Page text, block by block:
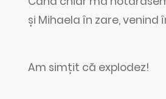
și Mihaela în zare,
Am simțit că explodez!